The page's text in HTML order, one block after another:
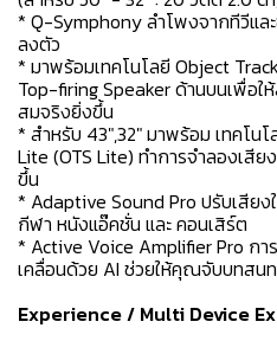
* Q-Symphony ลำโพงจากทีวีแล
ลงตัว
* มาพร้อมเทคโนโลยี Object
Top-firing Speaker ด้านบนเพื่อ
สมจริงยิ่งขึ้น
* สำหรับ 43",32" มาพร้อม เทคโน
Lite (OTS Lite) ทำการจำลองเสี
ขึ้น
* Adaptive Sound Pro ปรับเสียง
กีฬา หนังแอ๊คชั่น และ คอนเสิร์ต
* Active Voice Amplifier Pro ก
เคลื่อนด้วย AI ช่วยให้คุณจับบทสน
Experience / Multi Device